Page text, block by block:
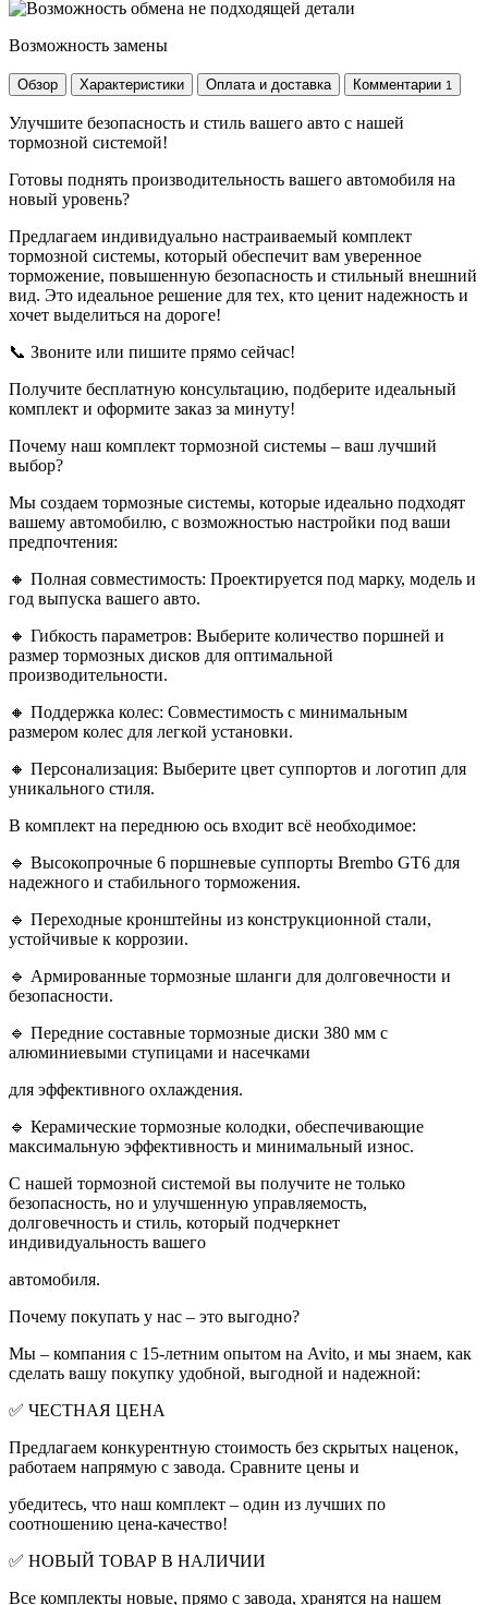
Возможность замены
Обзор Характеристики Оплата и доставка Комментарии 1
Улучшите безопасность и стиль вашего авто с нашей
тормозной системой!
Готовы поднять производительность вашего автомобиля на
новый уровень?
Предлагаем индивидуально настраиваемый комплект
тормозной системы, который обеспечит вам уверенное
торможение, повышенную безопасность и стильный внешний
вид. Это идеальное решение для тех, кто ценит надежность и
хочет выделиться на дороге!
📞 Звоните или пишите прямо сейчас!
Получите бесплатную консультацию, подберите идеальный
комплект и оформите заказ за минуту!
Почему наш комплект тормозной системы – ваш лучший
выбор?
Мы создаем тормозные системы, которые идеально подходят
вашему автомобилю, с возможностью настройки под ваши
предпочтения:
🔸 Полная совместимость: Проектируется под марку, модель и
год выпуска вашего авто.
🔸 Гибкость параметров: Выберите количество поршней и
размер тормозных дисков для оптимальной
производительности.
🔸 Поддержка колес: Совместимость с минимальным
размером колес для легкой установки.
🔸 Персонализация: Выберите цвет суппортов и логотип для
уникального стиля.
В комплект на переднюю ось входит всё необходимое:
🔹 Высокопрочные 6 поршневые суппорты Brembo GT6 для
надежного и стабильного торможения.
🔹 Переходные кронштейны из конструкционной стали,
устойчивые к коррозии.
🔹 Армированные тормозные шланги для долговечности и
безопасности.
🔹 Передние составные тормозные диски 380 мм с
алюминиевыми ступицами и насечками
для эффективного охлаждения.
🔹 Керамические тормозные колодки, обеспечивающие
максимальную эффективность и минимальный износ.
С нашей тормозной системой вы получите не только
безопасность, но и улучшенную управляемость,
долговечность и стиль, который подчеркнет
индивидуальность вашего
автомобиля.
Почему покупать у нас – это выгодно?
Мы – компания с 15-летним опытом на Avito, и мы знаем, как
сделать вашу покупку удобной, выгодной и надежной:
✅ ЧЕСТНАЯ ЦЕНА
Предлагаем конкурентную стоимость без скрытых наценок,
работаем напрямую с завода. Сравните цены и
убедитесь, что наш комплект – один из лучших по
соотношению цена-качество!
✅ НОВЫЙ ТОВАР В НАЛИЧИИ
Все комплекты новые, прямо с завода, хранятся на нашем